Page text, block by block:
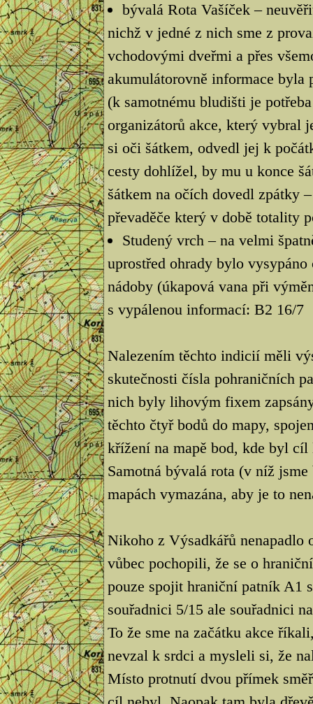
bývalá Rota Vašíček –
nichž v jedné z nich sme z
vchodovými dveřmi a přes
akumulátorovně informace byla
(k samotnému bludišti je
organizátorů akce, který vybral
si oči šátkem, odvedl jej k
cesty dohlížel, by mu u konce
šátkem na očích dovedl zpátky
převaděče který v době totality
Studený vrch – na velmi
uprostřed ohrady bylo
nádoby (úkapová vana při
s vypálenou informací: B2 16/7
Nalezením těchto indicií měli
skutečnosti čísla pohraničních
nich byly lihovým fixem
těchto čtyř bodů do mapy,
křížení na mapě bod, kde byl cíl
Samotná bývalá rota (v níž
mapách vymazána, aby je to
Nikoho z Výsadkářů
vůbec pochopili, že se o
pouze spojit hraniční patník A1
souřadnici 5/15 ale souřadnici
To že sme na začátku akce
nevzal k srdci a mysleli si, že
Místo protnutí dvou přímek